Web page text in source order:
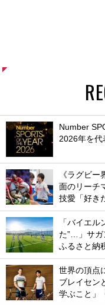
Number
2026年を代
《ラグビ
面のリーチ
技愛「好き
「バイエ
た”…」サガ
ふるさと納
世界の頂点
ブレイセン
学ぶこと」